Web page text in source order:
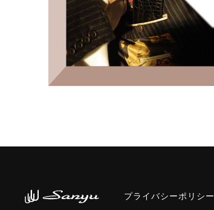
プライバシーポリシー